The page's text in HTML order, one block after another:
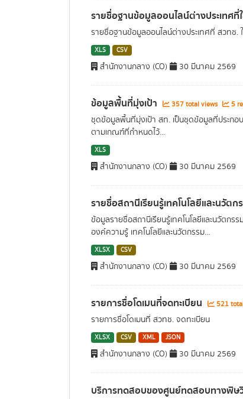
รายชื่อฐานข้อมูลออนไลน์ต่างประเทศ
รายชื่อฐานข้อมูลออนไลน์ต่างประเทศที่ สวทช.
XLS CSV
สำนักงานกลาง (CO) 30 มีนาคม 2569
ข้อมูลพื้นที่มุ่งเป้า 357 total views 5
ชุดข้อมูลพื้นที่มุ่งเป้า สท. เป็นชุดข้อมูลที่ประกอ
ตามเกณฑ์ที่กำหนดไว้...
XLS
สำนักงานกลาง (CO) 30 มีนาคม 2569
รายชื่อสถานีเรียนรู้เทคโนโลยีและนวัต
ข้อมูลรายชื่อสถานีเรียนรู้เทคโนโลยีและนวัตก
องค์ความรู้ เทคโนโลยีและนวัตกรรม...
XLSX CSV
สำนักงานกลาง (CO) 30 มีนาคม 2569
รายการชื่อโดเมนที่จดทะเบียน 521
รายการชื่อโดเมนที่ สวทช. จดทะเบียน
XLSX CSV XML JSON
สำนักงานกลาง (CO) 30 มีนาคม 2569
บริการทดสอบของศูนย์ทดสอบทางพิษ